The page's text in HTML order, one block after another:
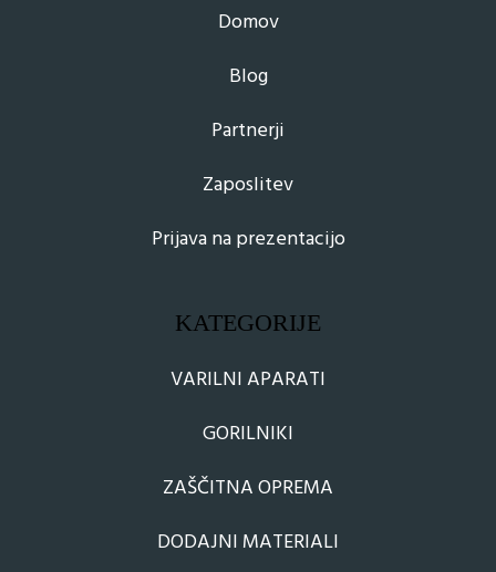
Domov
Blog
Partnerji
Zaposlitev
Prijava na prezentacijo
KATEGORIJE
VARILNI APARATI
GORILNIKI
ZAŠČITNA OPREMA
DODAJNI MATERIALI